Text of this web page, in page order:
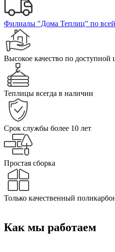
Филиалы "Дома Теплиц" по
Высокое качество по доступной
Теплицы всегда в наличии
Срок службы более 10 лет
Простая сборка
Только качественный
Как мы работаем